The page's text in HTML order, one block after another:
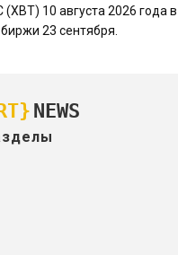
10 августа 2026 года
23 сентября.
NEWS